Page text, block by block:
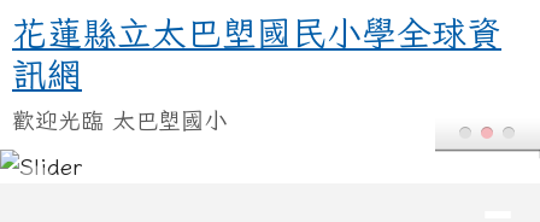
跳至主內容區
花蓮縣立太巴塱國民小學全球資訊
花蓮縣立太巴塱國民小學全球資
訊網
歡迎光臨 太巴塱國小